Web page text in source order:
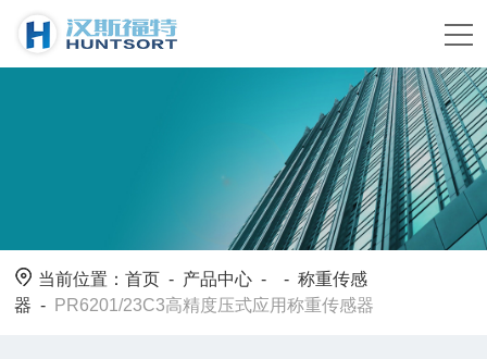
当前位置：首页 - 产品中心 - -称重传感
器 - PR6201/23C3高精度压式应用称重传感器